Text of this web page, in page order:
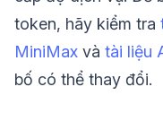
token, hãy kiểm tra
MiniMax và tài liệu
bố có thể thay đổi.